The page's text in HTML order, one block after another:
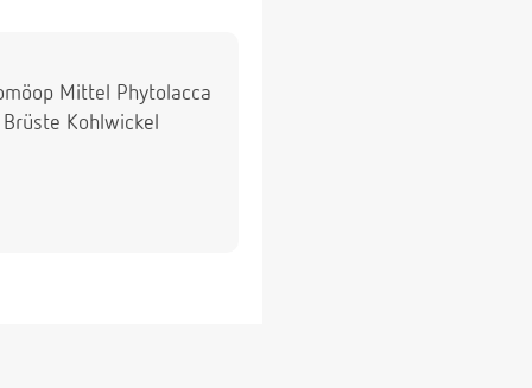
Mittel Phytolacca
Kohlwickel